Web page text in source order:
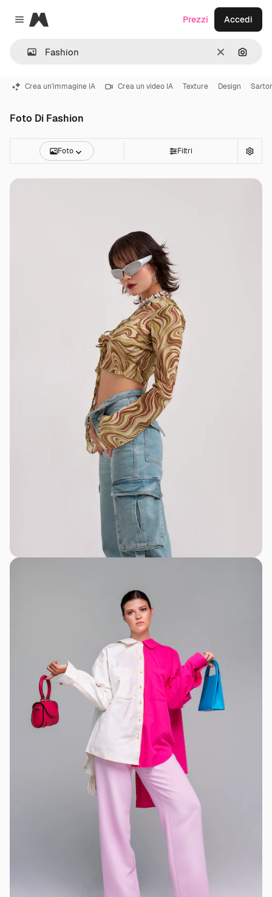
Close menu
Magnific
CancellaCerca
Prezzi Accedi
Crea un'immagine IA Crea un video IA Texture Design
Foto Di Fashion
Foto Filtri